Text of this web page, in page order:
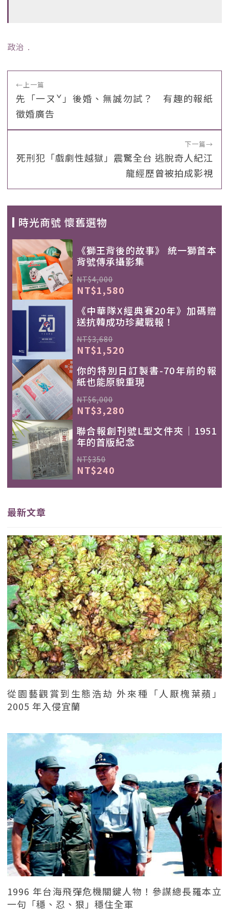
政治 ﹒
←上一篇
先「一ㄡˇ」後婚、無誠勿試？ 有趣的報紙
徵婚廣告
下一篇→
死刑犯「戲劇性越獄」震驚全台 逃脫奇人紀江
龍經歷曾被拍成影視
時光商號 懷舊選物
《獅王背後的故事》 統一獅首本
背號傳承攝影集
NT$4,000
NT$1,580
《中華隊X經典賽20年》加碼贈
送抗韓成功珍藏戰報！
NT$3,680
NT$1,520
你的特別日訂製書-70年前的報
紙也能原貌重現
NT$6,000
NT$3,280
聯合報創刊號L型文件夾｜1951
年的首版紀念
NT$350
NT$240
最新文章
從園藝觀賞到生態浩劫 外來種「人厭槐葉蘋」
2005 年入侵宜蘭
1996 年台海飛彈危機關鍵人物！參謀總長羅本立
一句「穩、忍、狠」穩住全軍